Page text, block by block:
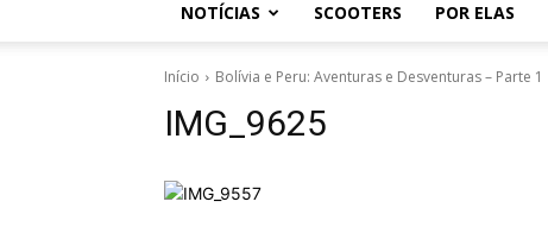
NOTÍCIAS SCOOTERS POR ELAS
Início Bolívia e Peru: Aventuras e Desventuras – Parte 1
IMG_9625